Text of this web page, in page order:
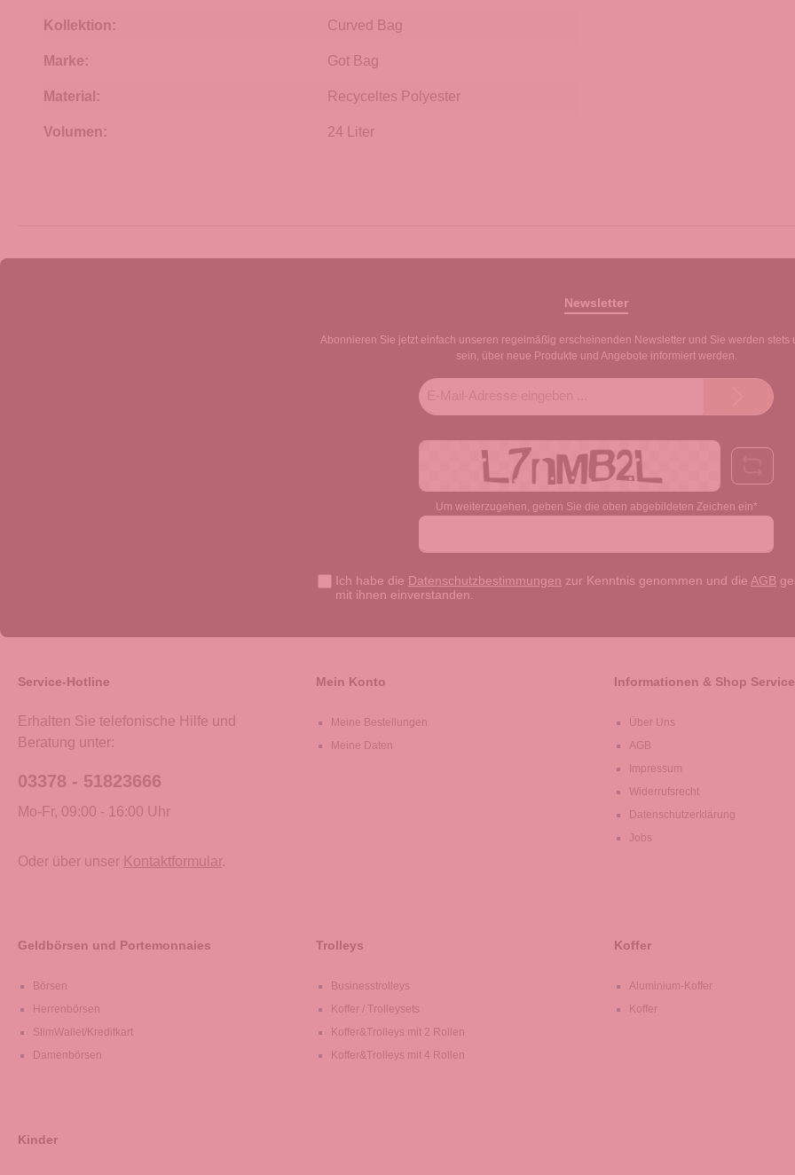
Kollektion: Curved Bag
Marke: Got Bag
Material: Recyceltes Polyester
Volumen: 24 Liter
Newsletter
Abonnieren Sie jetzt einfach unseren regelmäßig erscheinenden Newsletter und Sie werden stets
sein, über neue Produkte und Angebote informiert werden.
Adresse*
Um weiterzugehen, geben Sie die oben abgebildeten Zeichen ein*
Ich habe die Datenschutzbestimmungen zur Kenntnis genommen und die AGB
mit ihnen einverstanden.
Service-Hotline
Erhalten Sie telefonische Hilfe und
Beratung unter:
03378 - 51823666
Mo-Fr, 09:00 - 16:00 Uhr
Oder über unser Kontaktformular.
Mein Konto
Meine Bestellungen
Meine Daten
Informationen & Shop Service
Über Uns
AGB
Impressum
Widerrufsrecht
Datenschutzerklärung
Jobs
Geldbörsen und Portemonnaies
Börsen
Herrenbörsen
SlimWallet/Kreditkart
Damenbörsen
Trolleys
Businesstrolleys
Koffer / Trolleysets
Koffer&Trolleys mit 2 Rollen
Koffer&Trolleys mit 4 Rollen
Koffer
Aluminium-Koffer
Koffer
Kinder